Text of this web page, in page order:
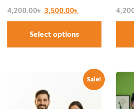
4,200.00৳ 3,500.00৳
Select options
Sale!